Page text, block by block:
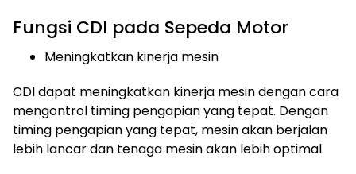
Fungsi CDI pada Sepeda Motor
Meningkatkan kinerja mesin
CDI dapat meningkatkan kinerja mesin dengan cara
mengontrol timing pengapian yang tepat. Dengan
timing pengapian yang tepat, mesin akan berjalan
lebih lancar dan tenaga mesin akan lebih optimal.